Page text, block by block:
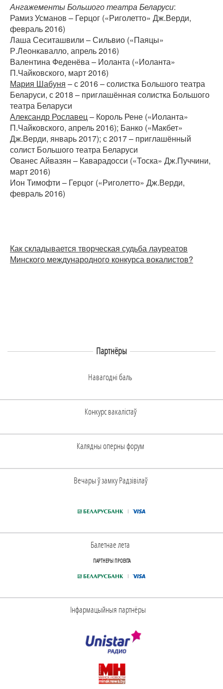
Ангажементы Большого театра Беларуси:
Рамиз Усманов – Герцог («Риголетто» Дж.Верди,
февраль 2016)
Лаша Сеситашвили – Сильвио («Паяцы»
Р.Леонкавалло, апрель 2016)
Валентина Феденёва – Иоланта («Иоланта»
П.Чайковского, март 2016)
Мария Шабуня – с 2016 – солистка Большого театра
Беларуси, с 2018 – приглашённая солистка Большого
театра Беларуси
Александр Рославец – Король Рене («Иоланта»
П.Чайковского, апрель 2016); Банко («Макбет»
Дж.Верди, январь 2017); с 2017 – приглашённый
солист Большого театра Беларуси
Ованес Айвазян – Каварадосси («Тоска» Дж.Пуччини,
март 2016)
Ион Тимофти – Герцог («Риголетто» Дж.Верди,
февраль 2016)
Как складывается творческая судьба лауреатов
Минского международного конкурса вокалистов?
Партнёры
Навагоднi баль
Конкурс вакалiстаў
Калядны оперны форум
Вечары ў замку Радзiвiлаў
Балетнае лета
ПАРТНЕРЫ ПРОЕКТА
Інфармацыйныя партнёры